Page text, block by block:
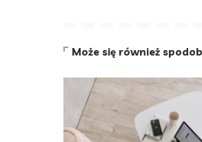
Może się również